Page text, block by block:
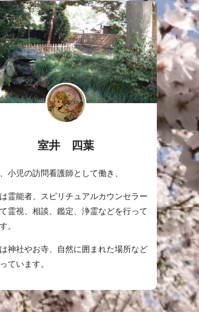
室井 四葉
小児の訪問看護師として働き、
霊能者、スピリチュアルカウンセラー
霊視、相談、鑑定、浄霊などを行って
。
神社やお寺、自然に囲まれた場所など
ています。